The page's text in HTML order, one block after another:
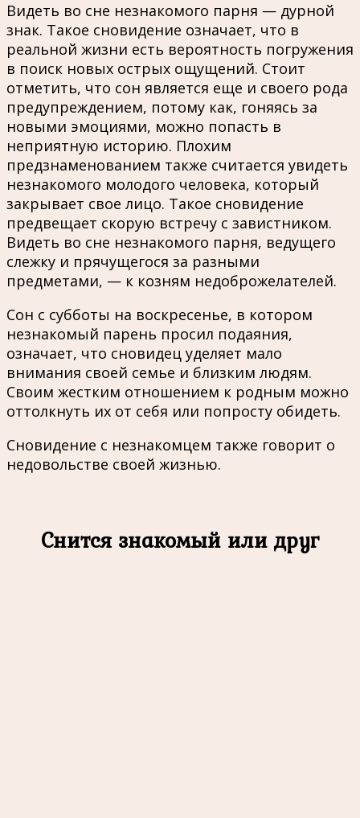
Видеть во сне незнакомого парня — дурной
знак. Такое сновидение означает, что в
реальной жизни есть вероятность погружения
в поиск новых острых ощущений. Стоит
отметить, что сон является еще и своего рода
предупреждением, потому как, гоняясь за
новыми эмоциями, можно попасть в
неприятную историю. Плохим
предзнаменованием также считается увидеть
незнакомого молодого человека, который
закрывает свое лицо. Такое сновидение
предвещает скорую встречу с завистником.
Видеть во сне незнакомого парня, ведущего
слежку и прячущегося за разными
предметами, — к козням недоброжелателей.
Сон с субботы на воскресенье, в котором
незнакомый парень просил подаяния,
означает, что сновидец уделяет мало
внимания своей семье и близким людям.
Своим жестким отношением к родным можно
оттолкнуть их от себя или попросту обидеть.
Сновидение с незнакомцем также говорит о
недовольстве своей жизнью.
Снится знакомый или друг